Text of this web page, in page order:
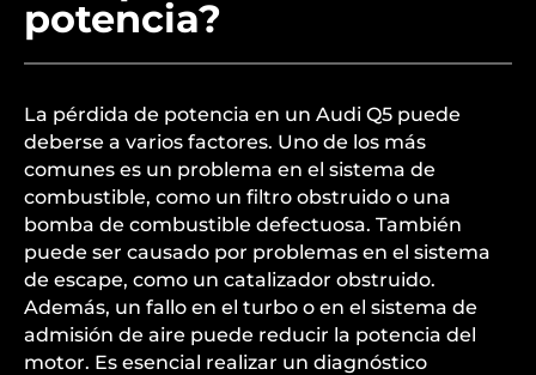
potencia?
La pérdida de potencia en un Audi Q5 puede
deberse a varios factores. Uno de los más
comunes es un problema en el sistema de
combustible, como un filtro obstruido o una
bomba de combustible defectuosa. También
puede ser causado por problemas en el sistema
de escape, como un catalizador obstruido.
Además, un fallo en el turbo o en el sistema de
admisión de aire puede reducir la potencia del
motor. Es esencial realizar un diagnóstico